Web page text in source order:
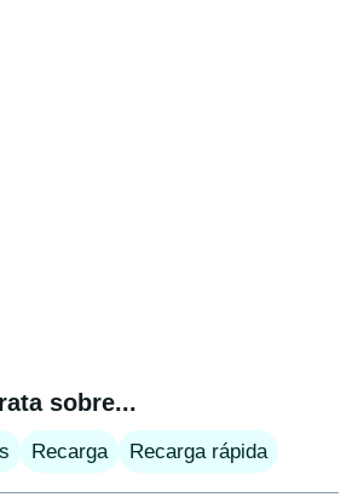
sobre...
Recarga Recarga rápida